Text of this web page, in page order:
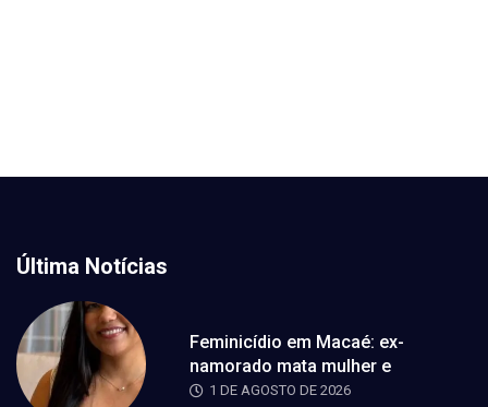
Última Notícias
Feminicídio em Macaé: ex-
namorado mata mulher e
1 DE AGOSTO DE 2026